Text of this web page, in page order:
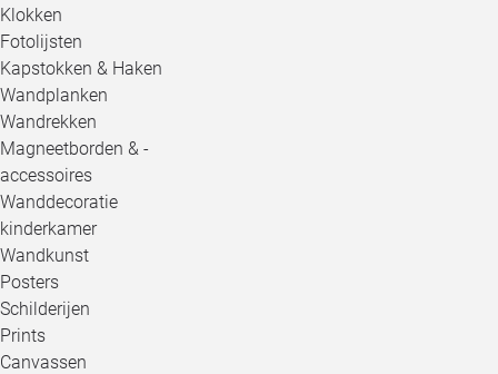
Klokken
Fotolijsten
Kapstokken & Haken
Wandplanken
Wandrekken
Magneetborden & -
accessoires
Wanddecoratie
kinderkamer
Wandkunst
Posters
Schilderijen
Prints
Canvassen